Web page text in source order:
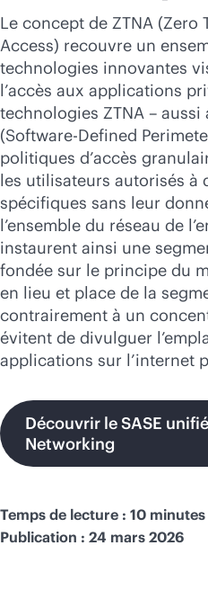
Le concept de ZTNA (Zero
Access) recouvre un
technologies innovantes
l’accès aux applications
technologies ZTNA – aussi
(Software-Defined
politiques d’accès
les utilisateurs autorisés à
spécifiques sans leur
l’ensemble du réseau de
instaurent ainsi une
fondée sur le principe du
en lieu et place de la
contrairement à un
évitent de divulguer
applications sur l’internet
Découvrir le SASE
Networking
Temps de lecture : 10
Publication : 24 mars 2026